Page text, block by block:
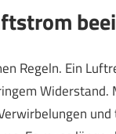
Regeln. Ein
Widerstand.